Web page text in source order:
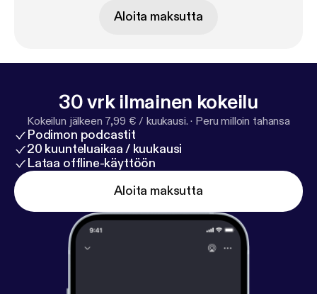
Aloita maksutta
30 vrk ilmainen kokeilu
Kokeilun jälkeen 7,99 € / kuukausi. · Peru milloin tahansa
Podimon podcastit
20 kuunteluaikaa / kuukausi
Lataa offline-käyttöön
Aloita maksutta